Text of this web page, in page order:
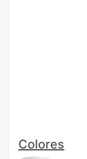
Colores